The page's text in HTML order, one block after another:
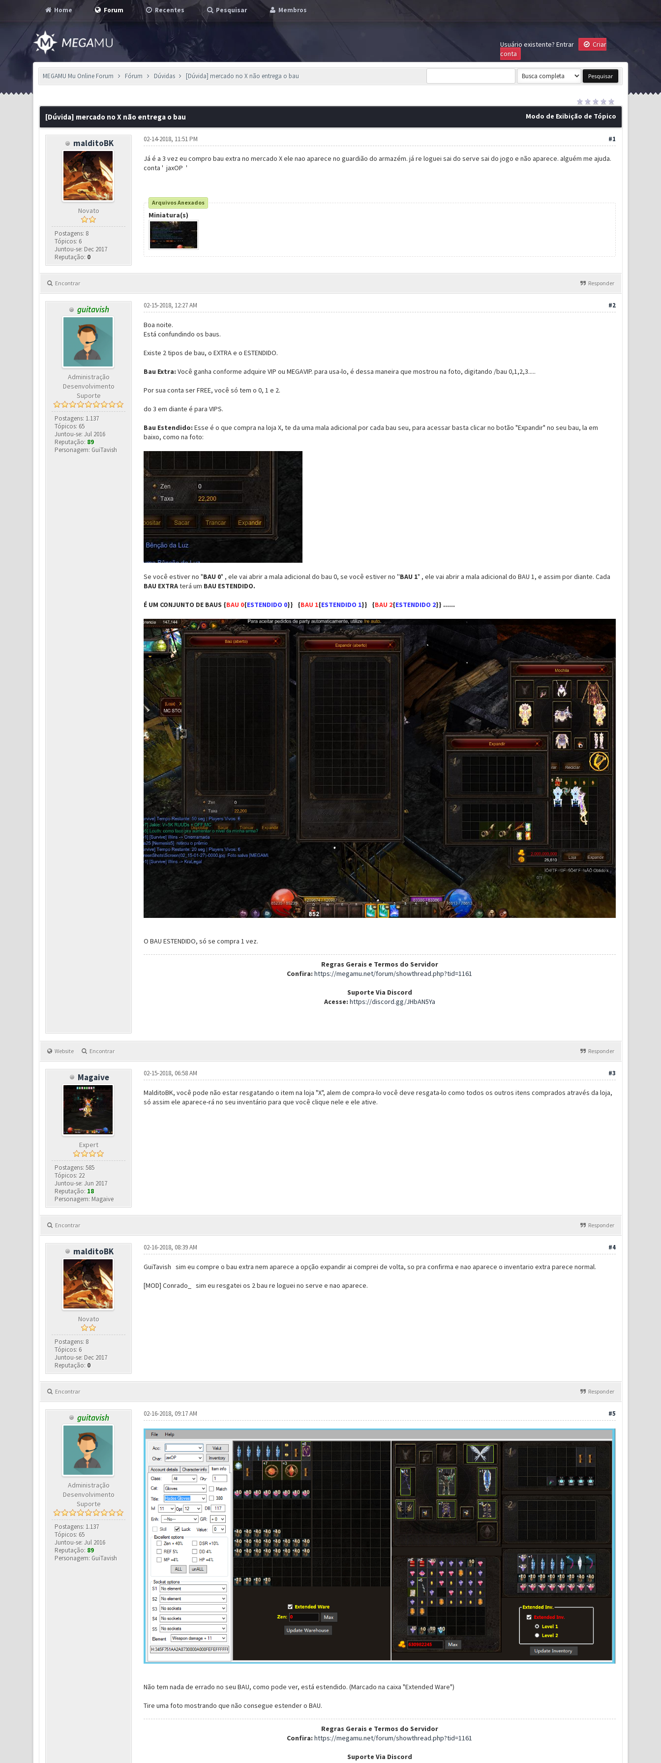
Home Forum Recentes Pesquisar Membros
Usuário existente? Entrar
Criar
conta
MEGAMU Mu Online Forum Fórum Dúvidas [Dúvida] mercado no X não entrega o bau
Modo de Exibição de Tópico
[Dúvida] mercado no X não entrega o bau
malditoBK
Novato
Postagens: 8
Tópicos: 6
Juntou-se: Dec 2017
Reputação: 0
#1
02-14-2018, 11:51 PM
Já é a 3 vez eu compro bau extra no mercado X ele nao aparece no guardião do armazém. já re loguei sai do serve sai do jogo e não aparece. alguém me ajuda.
conta ' jaxOP '
Arquivos Anexados
Miniatura(s)
Encontrar Responder
guitavish
Administração
Desenvolvimento
Suporte
Postagens: 1.137
Tópicos: 65
Juntou-se: Jul 2016
Reputação: 89
Personagem: GuiTavish
#2
02-15-2018, 12:27 AM
Boa noite.
Está confundindo os baus.
Existe 2 tipos de bau, o EXTRA e o ESTENDIDO.
Bau Extra: Você ganha conforme adquire VIP ou MEGAVIP. para usa-lo, é dessa maneira que mostrou na foto, digitando /bau 0,1,2,3.....
Por sua conta ser FREE, você só tem o 0, 1 e 2.
do 3 em diante é para VIPS.
Bau Estendido: Esse é o que compra na loja X, te da uma mala adicional por cada bau seu, para acessar basta clicar no botão "Expandir" no seu bau, la em
baixo, como na foto:
Se você estiver no "BAU 0" , ele vai abrir a mala adicional do bau 0, se você estiver no ''BAU 1" , ele vai abrir a mala adicional do BAU 1, e assim por diante. Cada
BAU EXTRAterá um BAU ESTENDIDO.
É UM CONJUNTO DE BAUS {BAU 0{ESTENDIDO 0}} {BAU 1{ESTENDIDO 1}} {BAU 2{ESTENDIDO 2}} ......
O BAU ESTENDIDO, só se compra 1 vez.
Regras Gerais e Termos do Servidor
Confira:https://megamu.net/forum/showthread.php?tid=1161
Suporte Via Discord
Acesse: https://discord.gg/JHbAN5Ya
Website Encontrar Responder
Magaive
Expert
Postagens: 585
Tópicos: 22
Juntou-se: Jun 2017
Reputação: 18
Personagem: Magaive
#3
02-15-2018, 06:58 AM
MalditoBK, você pode não estar resgatando o item na loja "X", alem de compra-lo você deve resgata-lo como todos os outros itens comprados através da loja,
só assim ele aparece-rá no seu inventário para que você clique nele e ele ative.
Encontrar Responder
malditoBK
Novato
Postagens: 8
Tópicos: 6
Juntou-se: Dec 2017
Reputação: 0
#4
02-16-2018, 08:39 AM
GuiTavish sim eu compre o bau extra nem aparece a opção expandir ai comprei de volta, so pra confirma e nao aparece o inventario extra parece normal.
[MOD] Conrado_ sim eu resgatei os 2 bau re loguei no serve e nao aparece.
Encontrar Responder
guitavish
Administração
Desenvolvimento
Suporte
Postagens: 1.137
Tópicos: 65
Juntou-se: Jul 2016
Reputação: 89
Personagem: GuiTavish
#5
02-16-2018, 09:17 AM
Não tem nada de errado no seu BAU, como pode ver, está estendido. (Marcado na caixa "Extended Ware")
Tire uma foto mostrando que não consegue estender o BAU.
Regras Gerais e Termos do Servidor
Confira:https://megamu.net/forum/showthread.php?tid=1161
Suporte Via Discord